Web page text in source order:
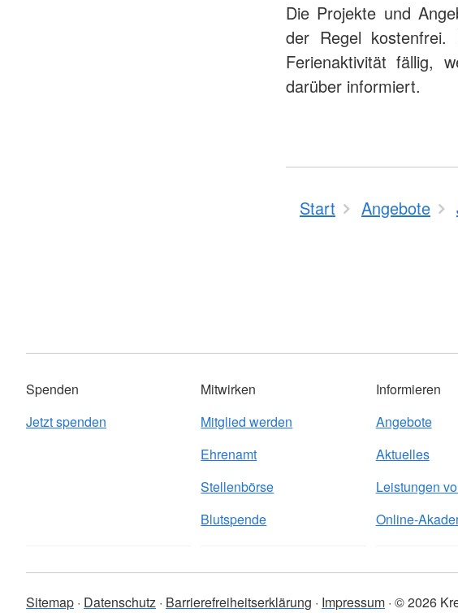
Die Projekte und
der Regel
Ferienaktivität fällig,
darüber informiert.
Start Angebote
Spenden
Jetzt spenden
Mitwirken
Mitglied werden
Ehrenamt
Stellenbörse
Blutspende
Informieren
Angebote
Aktuelles
Leistungen
Online-
Sitemap Datenschutz Barrierefreiheitserklärung Impressum © 2026